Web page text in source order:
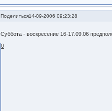
Поделиться14-09-2006 09:23:28
Суббота - воскресение 16-17.09.06
0